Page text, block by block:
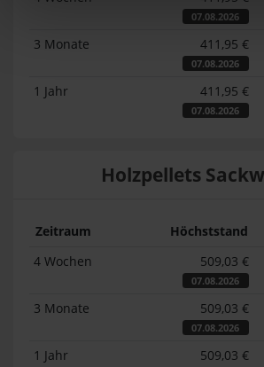
07.08.2026
3 Monate 411,95 €
07.08.2026
1 Jahr 411,95 €
07.08.2026
Holzpellets
Zeitraum Höchststand
4 Wochen
509,03 €
07.08.2026
3 Monate 509,03 €
07.08.2026
1 Jahr 509,03 €